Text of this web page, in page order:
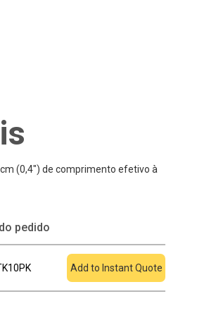
(0,4") de comprimento efetivo à
pedido
Add to Instant Quote